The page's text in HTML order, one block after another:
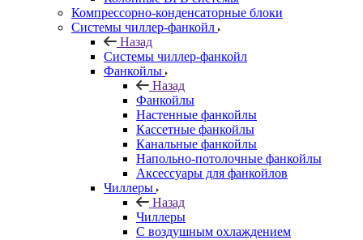
Компрессорно-конденсаторные блоки
Системы чиллер-фанкойл
Назад
Системы чиллер-фанкойл
Фанкойлы
Назад
Фанкойлы
Настенные фанкойлы
Кассетные фанкойлы
Канальные фанкойлы
Напольно-потолочные фанкойлы
Аксессуары для фанкойлов
Чиллеры
Назад
Чиллеры
С воздушным охлаждением